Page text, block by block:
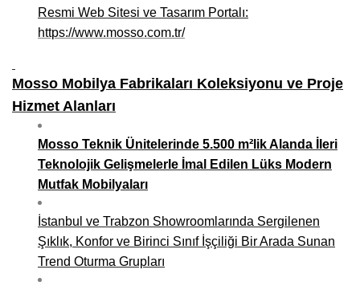
Resmi Web Sitesi ve Tasarım Portalı:
https://www.mosso.com.tr/
Mosso Mobilya Fabrikaları Koleksiyonu ve Proje
Hizmet Alanları
Mosso Teknik Ünitelerinde 5.500 m²lik Alanda İleri
Teknolojik Gelişmelerle İmal Edilen Lüks Modern
Mutfak Mobilyaları
İstanbul ve Trabzon Showroomlarında Sergilenen
Şıklık, Konfor ve Birinci Sınıf İşçiliği Bir Arada Sunan
Trend Oturma Grupları